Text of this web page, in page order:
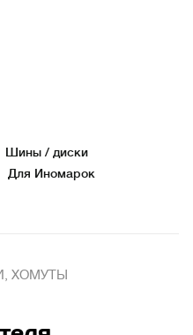
Шины / диски
Для Иномарок
ХОМУТЫ